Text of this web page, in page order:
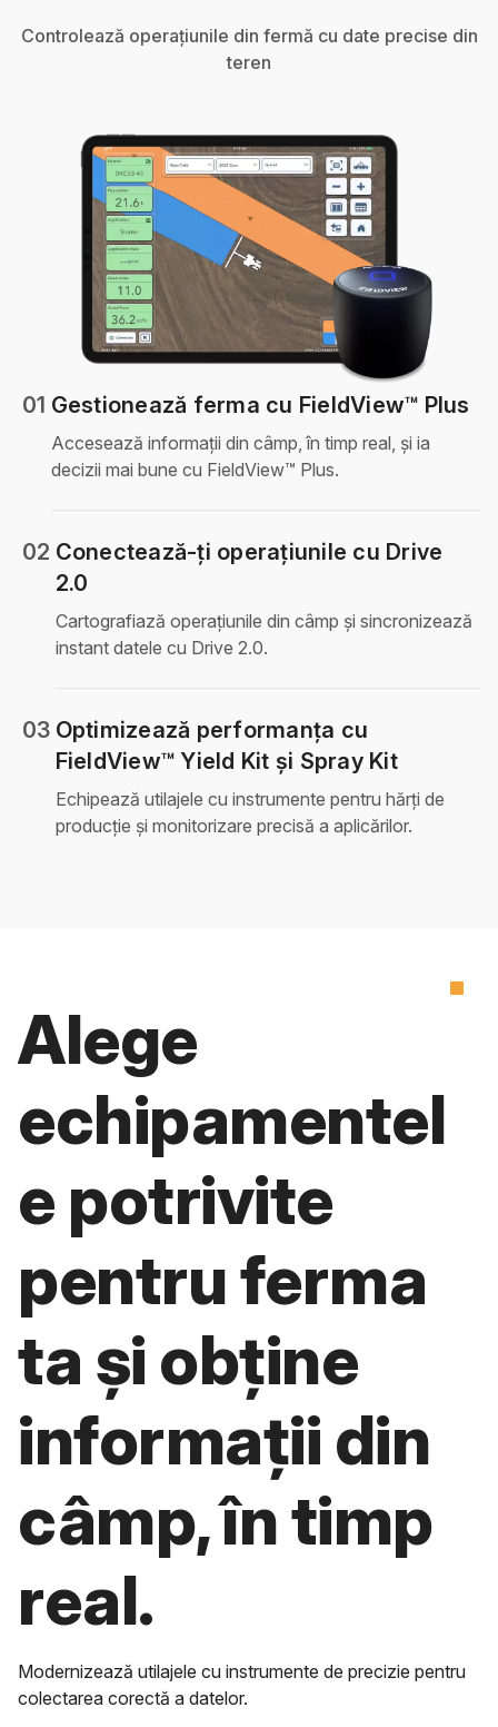
Controlează operațiunile din fermă cu date precise din
teren
01 Gestionează ferma cu FieldView™ Plus
Accesează informații din câmp, în timp real, și ia
decizii mai bune cu FieldView™ Plus.
02 Conectează-ți operațiunile cu Drive
2.0
Cartografiază operațiunile din câmp și sincronizează
instant datele cu Drive 2.0.
03 Optimizează performanța cu
FieldView™ Yield Kit și Spray Kit
Echipează utilajele cu instrumente pentru hărți de
producție și monitorizare precisă a aplicărilor.
Alege
echipamentel
e potrivite
pentru ferma
ta și obține
informații din
câmp, în timp
real.
Modernizează utilajele cu instrumente de precizie pentru
colectarea corectă a datelor.